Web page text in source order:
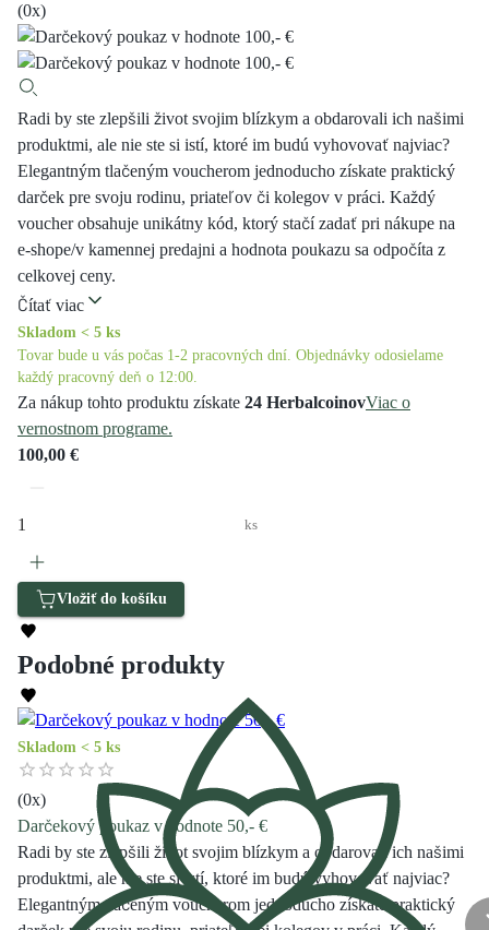
(0x)
Radi by ste zlepšili život svojim blízkym a obdarovali ich našimi
produktmi, ale nie ste si istí, ktoré im budú vyhovovať najviac?
Elegantným tlačeným voucherom jednoducho získate praktický
darček pre svoju rodinu, priateľov či kolegov v práci. Každý
voucher obsahuje unikátny kód, ktorý stačí zadať pri nákupe na
e-shope/v kamennej predajni a hodnota poukazu sa odpočíta z
celkovej ceny.
Čítať viac
Skladom < 5 ks
Tovar bude u vás počas 1-2 pracovných dní. Objednávky odosielame
každý pracovný deň o 12:00.
Za nákup tohto produktu získate 24 HerbalcoinovViac o
vernostnom programe.
100,00 €
ks
Vložiť do košíku
Podobné produkty
Skladom < 5 ks
(0x)
Darčekový poukaz v hodnote 50,- €
Radi by ste zlepšili život svojim blízkym a obdarovali ich našimi
produktmi, ale nie ste si istí, ktoré im budú vyhovovať najviac?
Elegantným tlačeným voucherom jednoducho získate praktický